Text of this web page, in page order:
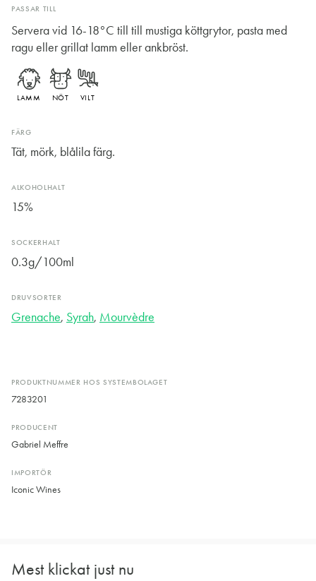
PRODUKTNUMMER HOS SYSTEMBOLAGET
7283201
PRODUCENT
Gabriel Meffre
IMPORTÖR
Iconic Wines
PASSAR TILL
Servera vid 16-18°C till till mustiga köttgrytor, pasta med
ragu eller grillat lamm eller ankbröst.
LAMM NÖT VILT
FÄRG
Tät, mörk, blålila färg.
ALKOHOLHALT
15%
SOCKERHALT
0.3g/100ml
DRUVSORTER
Grenache, Syrah, Mourvèdre
Mest klickat just nu